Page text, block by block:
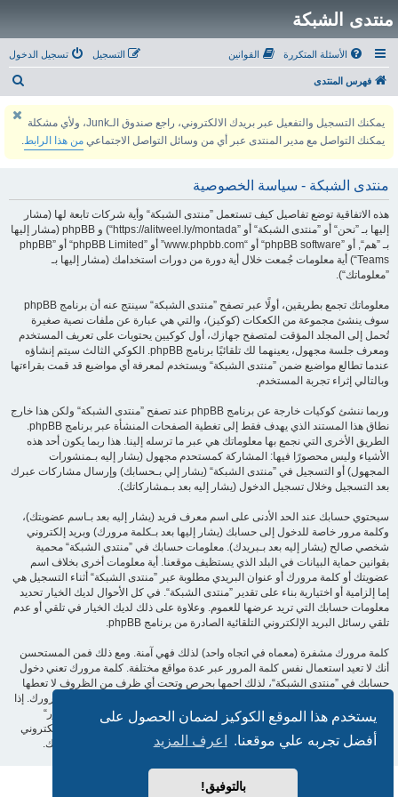
يستخدم هذا الموقع الكوكيز لضمان الحصول على
أفضل تجربه علي موقعنا.
اعرف المزيد
بالتوفيق!
منتدى الشبكة
الأسئلة المتكررة القوانين تسجيل الدخول التسجيل
فهرس المنتدى
يمكنك التسجيل والتفعيل عبر بريدك الالكتروني، راجع صندوق الـJunk، ولأي مشكلة
يمكنك التواصل مع مدير المنتدى عبر أي من وسائل التواصل الاجتماعي من هذا الرابط.
منتدى الشبكة - سياسة الخصوصية
هذه الاتفاقية توضع تفاصيل كيف تستعمل ”منتدى الشبكة“ وأية شركات تابعة لها (مشار
إليها بـ ”نحن“ أو ”منتدى الشبكة“ أو ”https://alitweel.ly/montada“) و phpBB (مشار إليها
بـ ”هم“, أو ”phpBB software“ أو “www.phpbb.com” أو ”phpBB Limited“ أو ”phpBB
Teams“) أية معلومات جُمعت خلال أية دورة من دورات استخدامك (مشار إليها بـ
”معلوماتك“).
معلوماتك تجمع بطريقين، أولًا عبر تصفح ”منتدى الشبكة“ سينتج عنه أن برنامج phpBB
سوف ينشئ مجموعة من الكعكات (كوكيز)، والتي هي عبارة عن ملفات نصية صغيرة
تُحمل إلى المجلد المؤقت لمتصفح جهازك، أول كوكيين يحتويات على تعريف المستخدم
ومعرف جلسة مجهول، يعينهما لك تلقائيًا برنامج phpBB. الكوكي الثالث سيتم إنشاؤه
عندما تطالع مواضيع ضمن ”منتدى الشبكة“ ويستخدم لمعرفة أي مواضيع قد قمت بقراءتها
وبالتالي إثراء تجربة المستخدم.
وربما ننشئ كوكيات خارجة عن برنامج phpBB عند تصفح ”منتدى الشبكة“ ولكن هذا خارج
نطاق هذا المستند الذي يهدف فقط إلى تغطية الصفحات المنشأة عبر برنامج phpBB.
الطريق الأخرى التي نجمع بها معلوماتك هي عبر ما ترسله إلينا. هذا ربما يكون أحد هذه
الأشياء وليس محصورًا فيها: المشاركة كمستحدم مجهول (يشار إليه بـمنشورات
المجهول) أو التسجيل في ”منتدى الشبكة“ (يشار إلي بـحسابك) وإرسال مشاركات عبرك
بعد التسجيل وخلال تسجيل الدخول (يشار إليه بعد بـمشاركاتك).
سيحتوي حسابك عند الحد الأدنى على اسم معرف فريد (يشار إليه بعد بـاسم عضويتك)،
وكلمة مرور خاصة للدخول إلى حسابك (يشار إليها بعد بـكلمة مرورك) وبريد إلكتروني
شخصي صالح (يشار إليه بعد بـبريدك). معلومات حسابك في ”منتدى الشبكة“ محمية
بقوانين حماية البيانات في البلد الذي يستظيف موقعنا. أية معلومات أخرى بخلاف اسم
عضويتك أو كلمة مرورك أو عنوان البريدي مطلوبة عبر ”منتدى الشبكة“ أثناء التسجيل هي
إما إلزامية أو اختيارية بناء على تقدير ”منتدى الشبكة“. في كل الأحوال لديك الخيار تحديد
معلومات حسابك التي تريد عرضها للعموم. وعلاوة على ذلك لديك الخيار في تلقي أو عدم
تلقي رسائل البريد الإلكتروني التلقائية الصادرة من برنامج phpBB.
كلمة مرورك مشفرة (معماه في اتجاه واحد) لذلك فهي آمنة. ومع ذلك فمن المستحسن
أنك لا تعيد استعمال نفس كلمة المرور عبر عدة مواقع مختلفة. كلمة مرورك تعني دخول
حسابك في ”منتدى الشبكة“، لذلك احمها بحرص وتحت أي ظرف من الظروف لا تعطها
أحدًا لها علاقة بـ”منتدى الشبكة“ أو phpBB أو أي طرف ثالث يسألك عن كلمة مرورك. إذا
فقدت كلمة مرورك الخاصة بحسابك بإمكانك استعمال خدمة ”فقدت كلمة المرور“
المقدمة من برنامج phpBB. هذه العملية ستسألك عن اسم عضويتك وبريدك الإلكتروني
وبعد ذلك برنامج phpBB سينشئ لك كلمة مرور جديدة لكي تدخل بها إلى حسابك.
phpBB
® Forum Software © phpBB Limited